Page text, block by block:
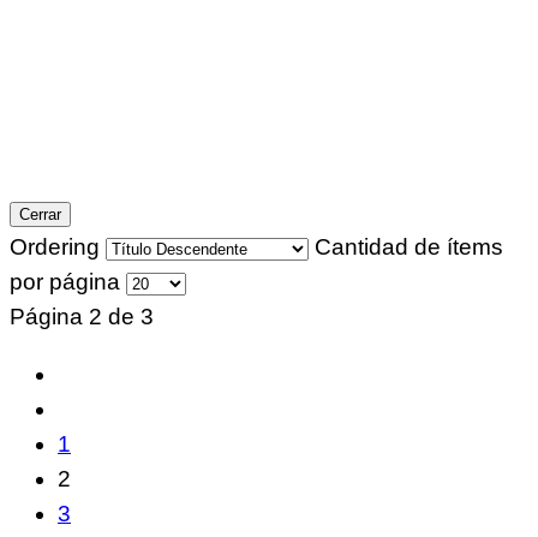
Cerrar
Ordering
Cantidad de ítems
por página
Página 2 de 3
1
2
3